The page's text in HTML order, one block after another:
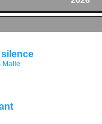
silence
Malle